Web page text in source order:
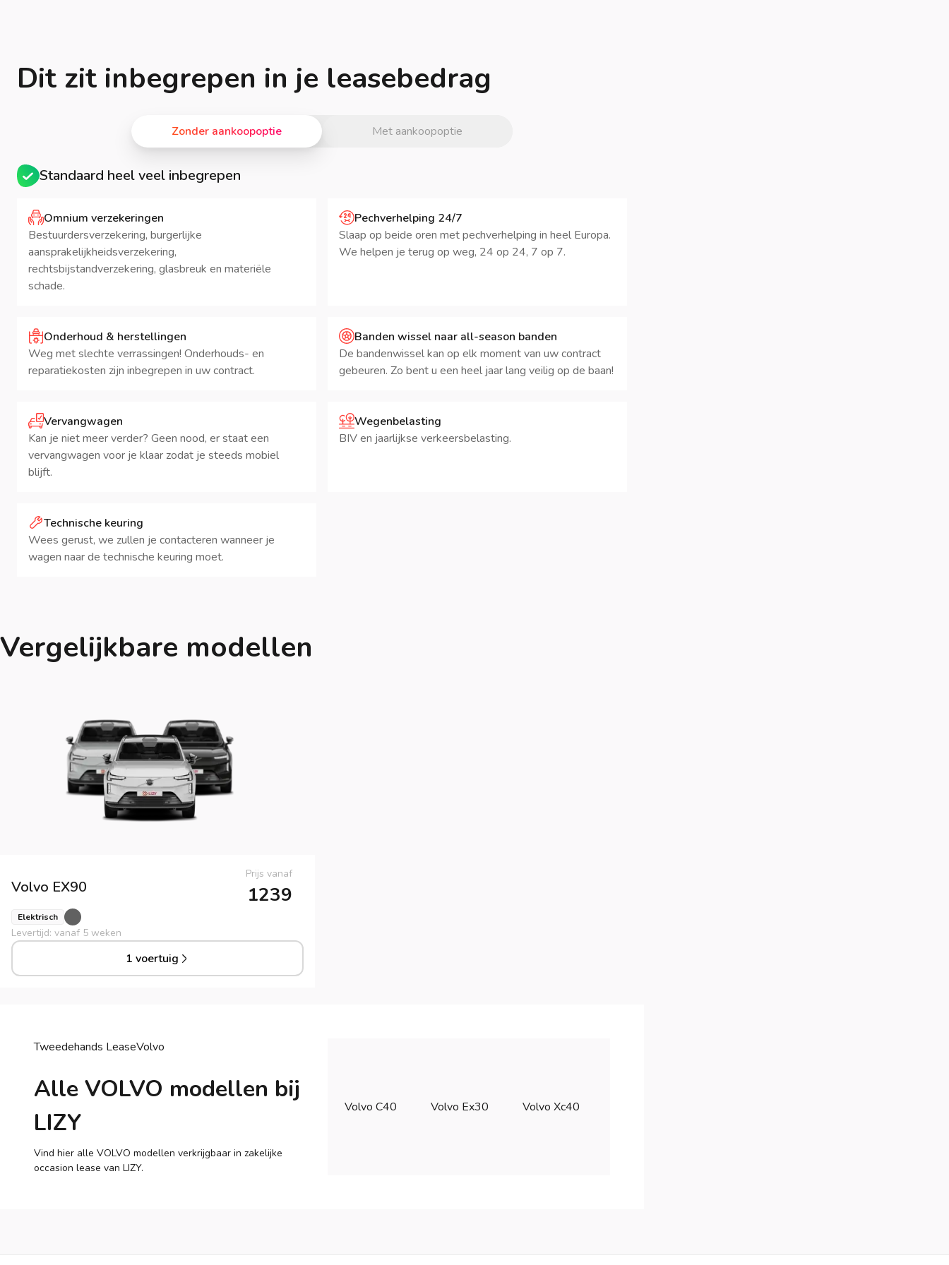
Vergelijkbare modellen
Volvo EX90
Prijs vanaf
1239
Elektrisch
Levertijd: vanaf 5 weken
1 voertuig
Tweedehands LeaseVolvo
Alle VOLVO modellen bij
LIZY
Vind hier alle VOLVO modellen verkrijgbaar in zakelijke
occasion lease van LIZY.
Volvo C40 Volvo Ex30 Volvo Xc40
Dit zit inbegrepen in je leasebedrag
Met aankoopoptie
Zonder aankoopoptie
Standaard heel veel inbegrepen
Omnium verzekeringen
Bestuurdersverzekering, burgerlijke
aansprakelijkheidsverzekering,
rechtsbijstandverzekering, glasbreuk en materiële
schade.
Pechverhelping 24/7
Slaap op beide oren met pechverhelping in heel Europa.
We helpen je terug op weg, 24 op 24, 7 op 7.
Onderhoud & herstellingen
Weg met slechte verrassingen! Onderhouds- en
reparatiekosten zijn inbegrepen in uw contract.
Banden wissel naar all-season banden
De bandenwissel kan op elk moment van uw contract
gebeuren. Zo bent u een heel jaar lang veilig op de baan!
Vervangwagen
Kan je niet meer verder? Geen nood, er staat een
vervangwagen voor je klaar zodat je steeds mobiel
blijft.
Wegenbelasting
BIV en jaarlijkse verkeersbelasting.
Technische keuring
Wees gerust, we zullen je contacteren wanneer je
wagen naar de technische keuring moet.